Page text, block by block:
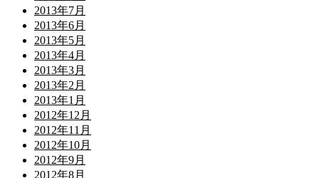
2013年7月
2013年6月
2013年5月
2013年4月
2013年3月
2013年2月
2013年1月
2012年12月
2012年11月
2012年10月
2012年9月
2012年8月